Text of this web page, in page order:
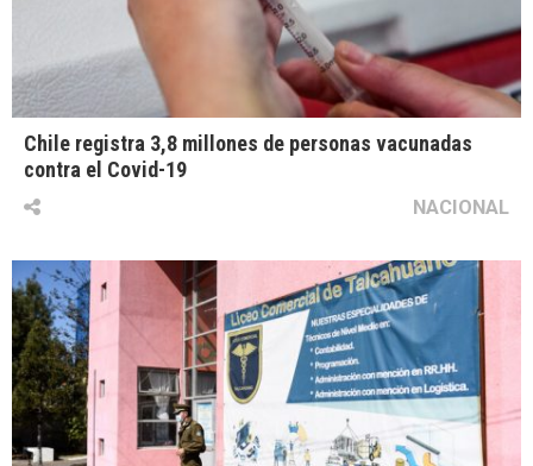
Chile registra 3,8 millones de personas vacunadas
contra el Covid-19
NACIONAL